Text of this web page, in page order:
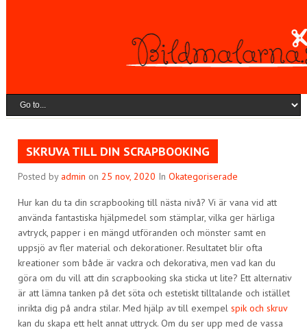
SKRUVA TILL DIN SCRAPBOOKING
Posted by admin on25 nov, 2020 InOkategoriserade
Hur kan du ta din scrapbooking till nästa nivå? Vi är vana vid att
använda fantastiska hjälpmedel som stämplar, vilka ger härliga
avtryck, papper i en mängd utföranden och mönster samt en
uppsjö av fler material och dekorationer. Resultatet blir ofta
kreationer som både är vackra och dekorativa, men vad kan du
göra om du vill att din scrapbooking ska sticka ut lite? Ett alternativ
är att lämna tanken på det söta och estetiskt tilltalande och istället
inrikta dig på andra stilar. Med hjälp av till exempelspik och skruv
kan du skapa ett helt annat uttryck. Om du ser upp med de vassa